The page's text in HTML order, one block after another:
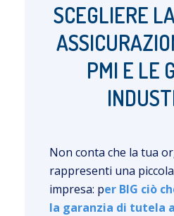
SCEGLIERE
PMI E LE
Non conta che la tua
rappresenti una
impresa: per BIG ciò
la garanzia di tutela